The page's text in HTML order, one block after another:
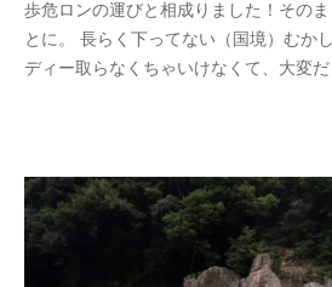
歩危ロンの運びと相成りました！その
とに。 長らく下ってない（国境）むか
ディー取らなくちゃいけなくて、大変